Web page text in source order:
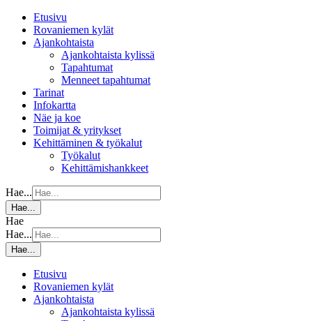
Etusivu
Rovaniemen kylät
Ajankohtaista
Ajankohtaista kylissä
Tapahtumat
Menneet tapahtumat
Tarinat
Infokartta
Näe ja koe
Toimijat & yritykset
Kehittäminen & työkalut
Työkalut
Kehittämishankkeet
Hae...
Hae...
Hae
Hae...
Hae...
Etusivu
Rovaniemen kylät
Ajankohtaista
Ajankohtaista kylissä